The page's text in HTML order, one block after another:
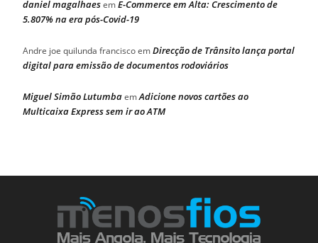
daniel magalhaesemE-Commerce em Alta: Crescimento de
5.807% na era pós-Covid-19
Andre joe quilunda franciscoemDirecção de Trânsito lança portal
digital para emissão de documentos rodoviários
Miguel Simão LutumbaemAdicione novos cartões ao
Multicaixa Express sem ir ao ATM